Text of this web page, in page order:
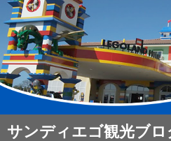
サンディエゴ観光ブロ